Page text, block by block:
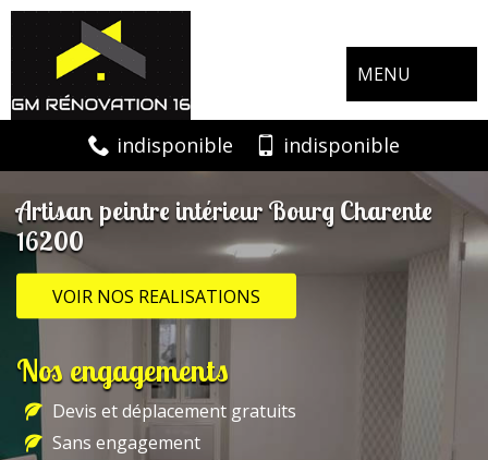
MENU
indisponible indisponible
Artisan peintre intérieur Bourg Charente
16200
VOIR NOS REALISATIONS
Nos engagements
Devis et déplacement gratuits
Sans engagement